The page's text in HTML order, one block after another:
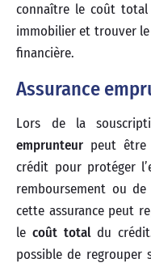
connaître le coût
immobilier et trouver le
financière.
Assurance
Lors de la
emprunteur peut être
crédit pour protéger
remboursement ou
cette assurance peut
le coût totaldu
possible de regrouper